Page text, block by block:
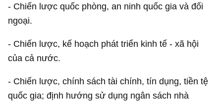
- Chiến lược quốc phòng, an ninh quốc gia và đối
ngoại.
- Chiến lược, kế hoạch phát triển kinh tế - xã hội
của cả nước.
- Chiến lược, chính sách tài chính, tín dụng, tiền tệ
quốc gia; định hướng sử dụng ngân sách nhà